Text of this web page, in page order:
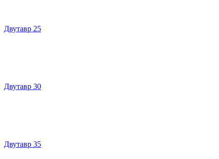
Двутавр 25
Двутавр 30
Двутавр 35